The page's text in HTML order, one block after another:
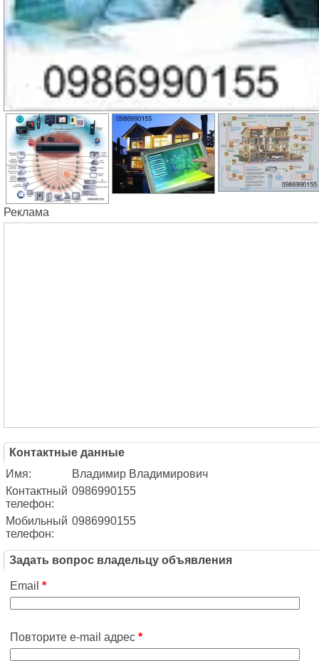
Реклама
Контактные данные
Имя:
Владимир Владимирович
Контактный
телефон:
0986990155
Мобильный
телефон:
0986990155
Задать вопрос владельцу объявления
Email *
Повторите e-mail адрес *